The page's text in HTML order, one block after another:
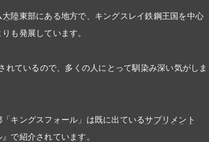
大陸東部にある地方で、キングスレイ鉄鋼王国を中心
も発展しています。
れているので、多くの人にとって馴染み深い気がしま
キングスフォール」は既に出ているサプリメント
で紹介されています。